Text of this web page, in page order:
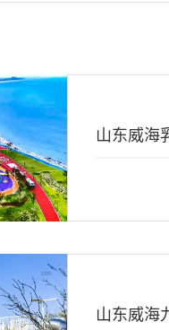
山东威海
山东威海